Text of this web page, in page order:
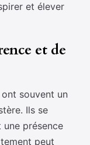
et élever
et de
souvent un
Ils se
présence
peut